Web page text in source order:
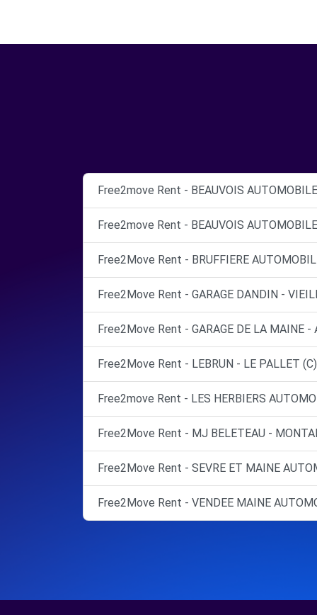
Free2move Rent - BEAUVOIS
Free2move Rent - BEAUVOIS
Free2Move Rent - BRUFFIERE
Free2Move Rent - GARAGE DANDIN -
Free2Move Rent - GARAGE DE LA MAINE -
Free2Move Rent - LEBRUN - LE PALLET (C)
Free2move Rent - LES HERBIERS
Free2Move Rent - MJ BELETEAU -
Free2Move Rent - SEVRE ET MAINE
Free2Move Rent - VENDEE MAINE